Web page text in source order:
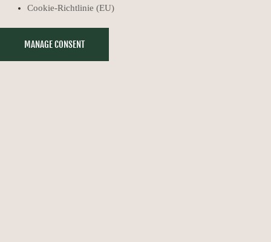
Cookie-Richtlinie (EU)
MANAGE CONSENT